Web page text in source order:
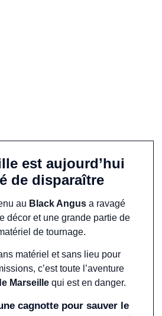
est aujourd’hui
de disparaître
au Black Angusa ravagé
décor et une grande partie de
de tournage.
matériel et sans lieu pour
c’est toute l’aventure
Marseille qui est en danger.
cagnotte pour sauver le